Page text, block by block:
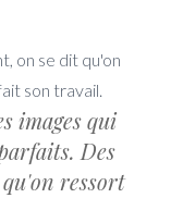
on se dit qu'on
son travail.
images qui
Des
ressort